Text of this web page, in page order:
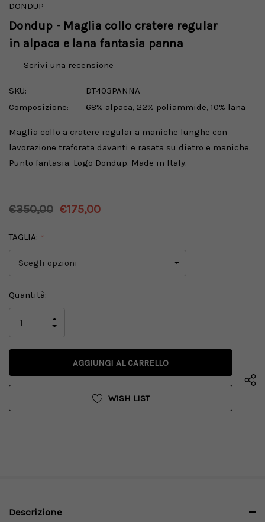
DONDUP
Dondup - Maglia collo cratere regular
in alpaca e lana fantasia panna
Scrivi una recensione
SKU:
DT403PANNA
Composizione:
68% alpaca, 22% poliammide, 10% lana
Maglia collo a cratere regular a maniche lunghe con
lavorazione traforata davanti e rasata su dietro e maniche.
Punto fantasia. Logo Dondup. Made in Italy.
€350,00 €175,00
TAGLIA: *
Disponibilità
Quantità:
QUANTITÀ
UNDEFINED
AUMENTA
DI
UNDEFINED
WISH LIST
Descrizione